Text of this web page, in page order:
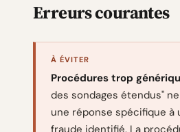
Erreurs courantes
À ÉVITER
Procédures trop
des sondages étendus"
une réponse spécifique à
fraude identifié. La